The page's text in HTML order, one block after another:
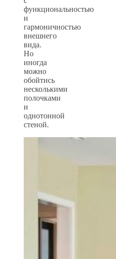
функциональностью
и
гармоничностью
внешнего
вида.
Но
иногда
можно
обойтись
несколькими
полочками
и
однотонной
стеной.